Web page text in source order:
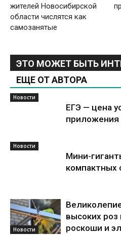
жителей Новосибирской
области числятся как
самозанятые
ЭТО МОЖЕТ БЫТЬ
ЕЩЕ ОТ АВТОРА
Новости
ЕГЭ — цена
приложения
Новости
Мини-
компактных
Новости
высоких
роскоши и